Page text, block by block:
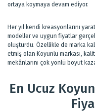
ortaya koymaya devam ediyor.
Her yıl kendi kreasyonlarını
modeller ve uygun fiyatlar
oluşturdu. Özellikle de marka
etmiş olan Koyunlu markası,
mekânlarını çok yönlü boyut
En Ucuz